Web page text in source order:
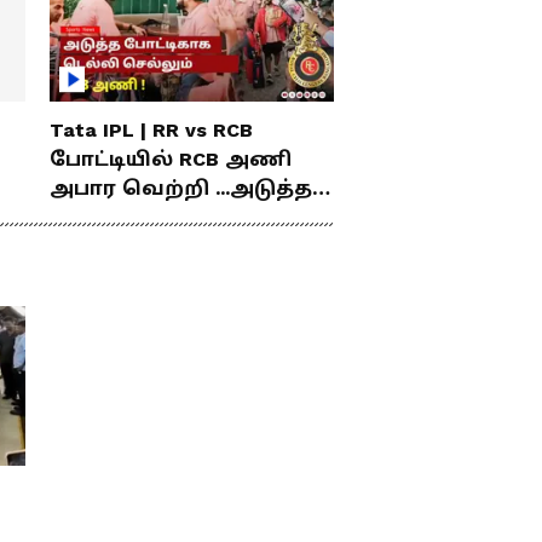
Tata IPL | RR vs RCB
போட்டியில் RCB அணி
அபார வெற்றி ...அடுத்த